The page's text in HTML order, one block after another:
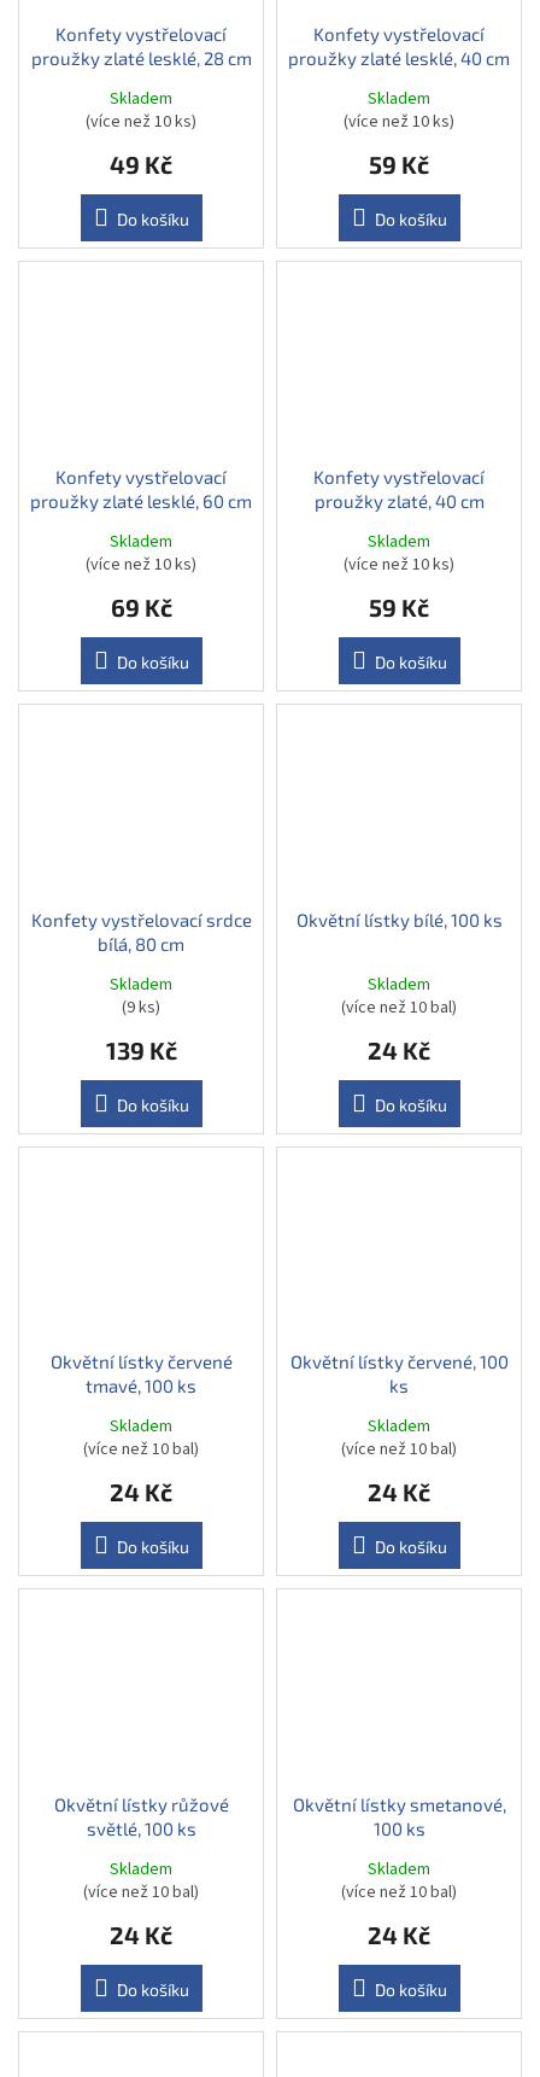
Konfety vystřelovací
proužky zlaté lesklé, 28 cm
Skladem
(více než 10 ks)
49 Kč
Do košíku
Konfety vystřelovací
proužky zlaté lesklé, 40 cm
Skladem
(více než 10 ks)
59 Kč
Do košíku
Konfety vystřelovací
proužky zlaté lesklé, 60 cm
Skladem
(více než 10 ks)
69 Kč
Do košíku
Konfety vystřelovací
proužky zlaté, 40 cm
Skladem
(více než 10 ks)
59 Kč
Do košíku
Konfety vystřelovací srdce
bílá, 80 cm
Skladem
(9 ks)
139 Kč
Do košíku
Okvětní lístky bílé, 100 ks
Skladem
(více než 10 bal)
24 Kč
Do košíku
Okvětní lístky červené
tmavé, 100 ks
Skladem
(více než 10 bal)
24 Kč
Do košíku
Okvětní lístky červené, 100
ks
Skladem
(více než 10 bal)
24 Kč
Do košíku
Okvětní lístky růžové
světlé, 100 ks
Skladem
(více než 10 bal)
24 Kč
Do košíku
Okvětní lístky smetanové,
100 ks
Skladem
(více než 10 bal)
24 Kč
Do košíku